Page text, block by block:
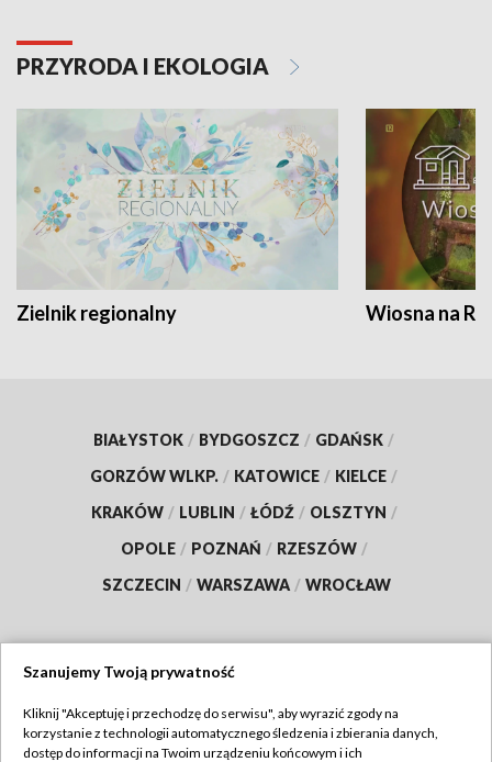
PRZYRODA I EKOLOGIA
Zielnik regionalny Wiosna na
BIAŁYSTOK / BYDGOSZCZ / GDAŃSK /
GORZÓW WLKP. / KATOWICE / KIELCE /
KRAKÓW / LUBLIN / ŁÓDŹ / OLSZTYN /
OPOLE / POZNAŃ / RZESZÓW /
SZCZECIN / WARSZAWA / WROCŁAW
TVP
Szanujemy Twoją prywatność
Kliknij "Akceptuję i przechodzę do serwisu", aby wyrazić zgody na
korzystanie z technologii automatycznego śledzenia i zbierania danych,
dostęp do informacji na Twoim urządzeniu końcowym i ich